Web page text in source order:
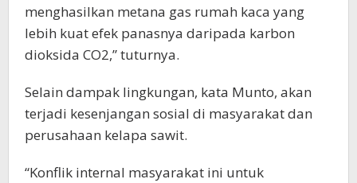
menghasilkan metana gas rumah kaca yang
lebih kuat efek panasnya daripada karbon
dioksida CO2,” tuturnya.
Selain dampak lingkungan, kata Munto, akan
terjadi kesenjangan sosial di masyarakat dan
perusahaan kelapa sawit.
“Konflik internal masyarakat ini untuk